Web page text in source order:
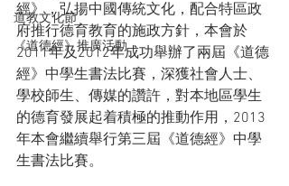
道教文化節
《道德經》推廣活動
經》，弘揚中國傳統文化，配合特區政
府推行德育教育的施政方針，本會於
2011年及2012年成功舉辦了兩屆《道德
經》中學生書法比賽，深獲社會人士、
學校師生、傳媒的讚許，對本地區學生
的德育發展起着積極的推動作用，2013
年本會繼續舉行第三屆《道德經》中學
生書法比賽。